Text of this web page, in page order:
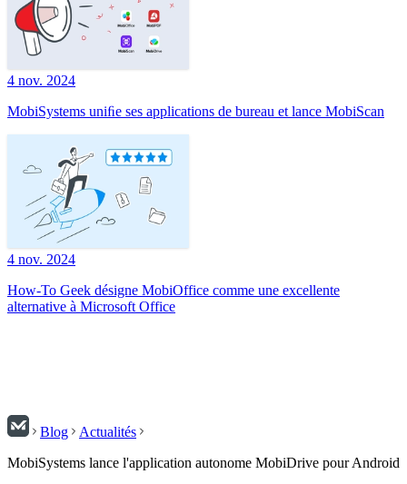
4 nov. 2024
MobiSystems uniﬁe ses applications de bureau et lance MobiScan
4 nov. 2024
How-To Geek désigne MobiOffice comme une excellente
alternative à Microsoft Office
Blog
Actualités
MobiSystems lance l'application autonome MobiDrive pour Android